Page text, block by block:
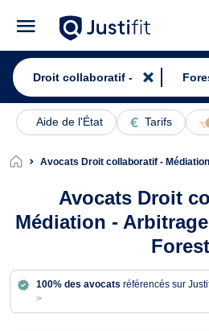
Aide de l'État Tarifs
Avocats Droit collaboratif -
Avocats Droit
Médiation -
Forest
100% des avocats référencés sur
>